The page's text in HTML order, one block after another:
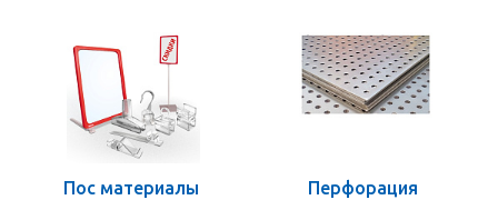
Пос материалы Перфорация